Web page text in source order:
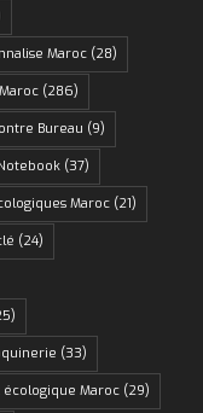
Maroc(28)
(286)
Bureau (9)
(37)
Maroc(21)
(24)
(33)
écologique Maroc(29)